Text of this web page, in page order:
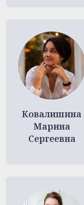
Ковалишина
Марина
Сергеевна